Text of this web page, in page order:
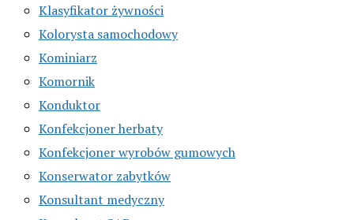
Klasyfikator żywności
Kolorysta samochodowy
Kominiarz
Komornik
Konduktor
Konfekcjoner herbaty
Konfekcjoner wyrobów gumowych
Konserwator zabytków
Konsultant medyczny